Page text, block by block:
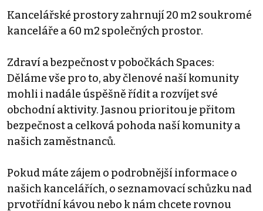
Kancelářské prostory zahrnují 20 m2 soukromé
kanceláře a 60 m2 společných prostor.
Zdraví a bezpečnost v pobočkách Spaces:
Děláme vše pro to, aby členové naší komunity
mohli i nadále úspěšně řídit a rozvíjet své
obchodní aktivity. Jasnou prioritou je přitom
bezpečnost a celková pohoda naší komunity a
našich zaměstnanců.
Pokud máte zájem o podrobnější informace o
našich kancelářích, o seznamovací schůzku nad
prvotřídní kávou nebo k nám chcete rovnou